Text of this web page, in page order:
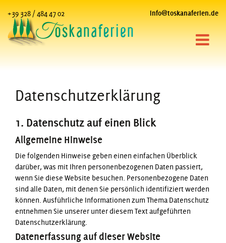
+39 328 / 484 47 02 info@toskanaferien.de
Datenschutzerklärung
1. Datenschutz auf einen Blick
Allgemeine Hinweise
Die folgenden Hinweise geben einen einfachen Überblick
darüber, was mit Ihren personenbezogenen Daten passiert,
wenn Sie diese Website besuchen. Personenbezogene Daten
sind alle Daten, mit denen Sie persönlich identifiziert werden
können. Ausführliche Informationen zum Thema Datenschutz
entnehmen Sie unserer unter diesem Text aufgeführten
Datenschutzerklärung.
Datenerfassung auf dieser Website